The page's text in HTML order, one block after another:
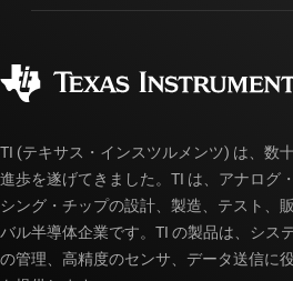
製造
myTI アカウントの FAQ
ご注文に関する FAQ
TI (テキサス・インスツルメンツ) は、数
進歩を遂げてきました。TI は、アナログ
シング・チップの設計、製造、テスト、
バル半導体企業です。TI の製品は、シス
の管理、高精度のセンサ、データ送信に